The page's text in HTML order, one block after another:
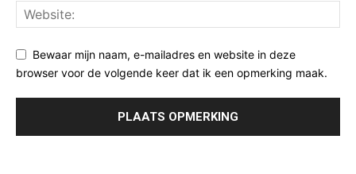
Bewaar mijn naam, e-mailadres en website in deze
browser voor de volgende keer dat ik een opmerking maak.